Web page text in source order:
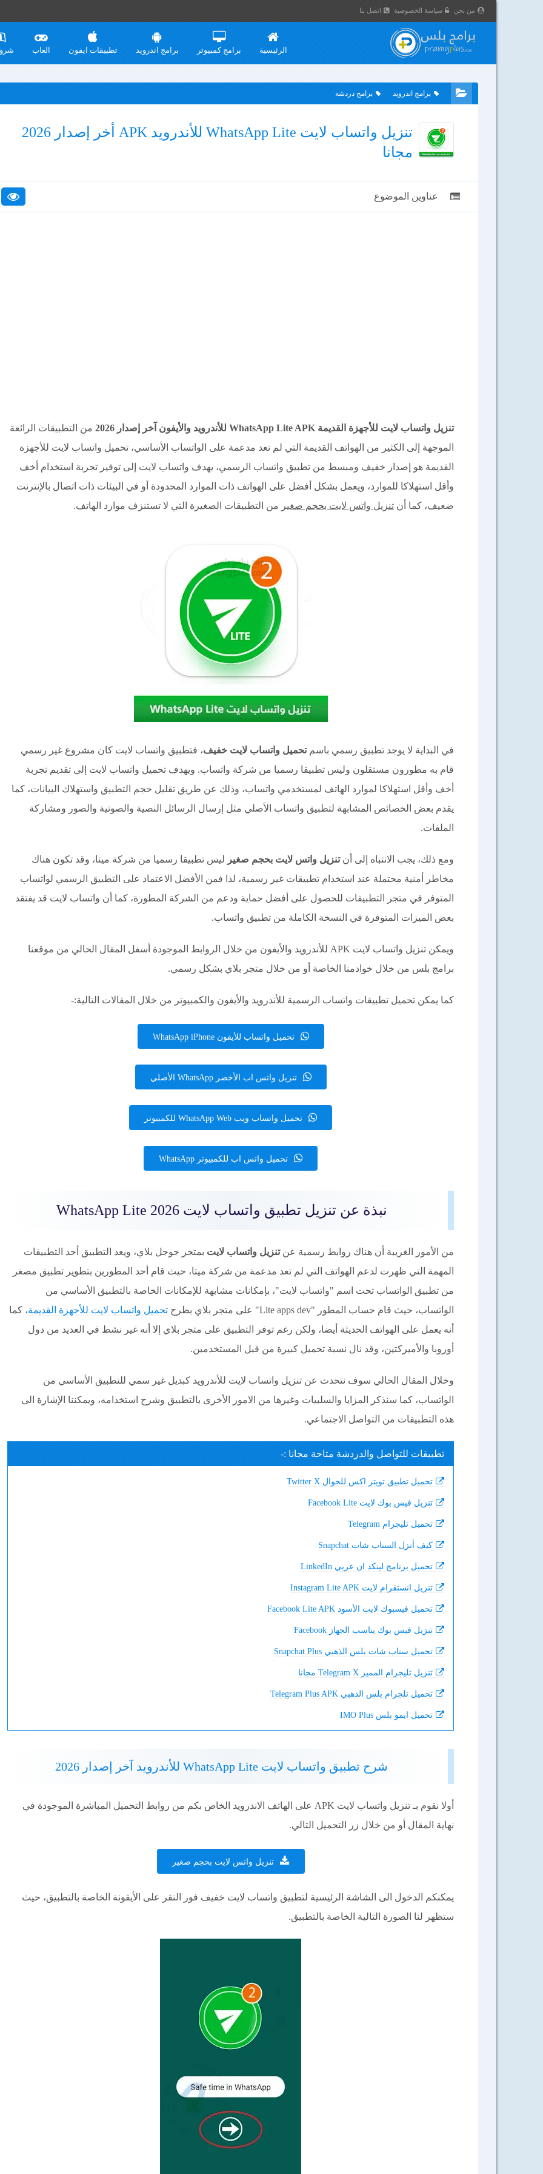
من نحن سياسة الخصوصية اتصل بنا
الرئيسية برامج كمبيوتر برامج اندرويد تطبيقات ايفون العاب
برامج اندرويد برامج دردشه
تنزيل واتساب لايت WhatsApp Lite للأندرويد APK أخر إصدار 2026
مجانا
عناوين الموضوع
تنزيل واتساب لايت للأجهزة القديمة WhatsApp Lite APK للأندرويد والأيفون آخر إصدار 2026
من التطبيقات الرائعة
الموجهة إلى الكثير من الهواتف القديمة التي لم تعد مدعمة على الواتساب الأساسي، تحميل واتساب لايت للأجهزة
القديمة هو إصدار خفيف ومبسط من تطبيق واتساب الرسمي، يهدف واتساب لايت إلى توفير تجربة استخدام أخف
وأقل استهلاكا للموارد، ويعمل بشكل أفضل على الهواتف ذات الموارد المحدودة أو في البيئات ذات اتصال بالإنترنت
ضعيف، كما أن تنزيل واتس لايت بحجم صغير من التطبيقات الصغيرة التي لا تستنزف موارد الهاتف.
في البداية لا يوجد تطبيق رسمي باسمتحميل واتساب لايت خفيف، فتطبيق واتساب لايت كان مشروع غير رسمي
قام به مطورون مستقلون وليس تطبيقا رسميا من شركة واتساب. ويهدف تحميل واتساب لايت إلى تقديم تجربة
أخف وأقل استهلاكا لموارد الهاتف لمستخدمي واتساب، وذلك عن طريق تقليل حجم التطبيق واستهلاك البيانات، كما
يقدم بعض الخصائص المشابهة لتطبيق واتساب الأصلي مثل إرسال الرسائل النصية والصوتية والصور ومشاركة
الملفات.
ومع ذلك، يجب الانتباه إلى أنتنزيل واتس لايت بحجم صغير ليس تطبيقا رسميا من شركة ميتا، وقد تكون هناك
مخاطر أمنية محتملة عند استخدام تطبيقات غير رسمية، لذا فمن الأفضل الاعتماد على التطبيق الرسمي لواتساب
المتوفر في متجر التطبيقات للحصول على أفضل حماية ودعم من الشركة المطورة، كما أن واتساب لايت قد يفتقد
بعض الميزات المتوفرة في النسخة الكاملة من تطبيق واتساب.
ويمكن تنزيل واتساب لايت APK للأندرويد والأيفون من خلال الروابط الموجودة أسفل المقال الحالي من موقعنا
برامج بلس من خلال خوادمنا الخاصة أو من خلال متجر بلاي بشكل رسمي.
كما يمكن تحميل تطبيقات واتساب الرسمية للأندرويد والأيفون والكمبيوتر من خلال المقالات التالية:-
تحميل واتساب للأيفون WhatsApp iPhone
تنزيل واتس اب الأخضر WhatsApp الأصلي
تحميل واتساب ويب WhatsApp Web للكمبيوتر
تحميل واتس اب للكمبيوتر WhatsApp
نبذة عن تنزيل تطبيق واتساب لايت WhatsApp Lite 2026
من الأمور الغريبة أن هناك روابط رسمية عنتنزيل واتساب لايت بمتجر جوجل بلاي، ويعد التطبيق أحد التطبيقات
المهمة التي ظهرت لدعم الهواتف التي لم تعد مدعمة من شركة ميتا، حيث قام أحد المطورين بتطوير تطبيق مصغر
من تطبيق الواتساب تحت اسم "واتساب لايت"، بإمكانات مشابهة للإمكانات الخاصة بالتطبيق الأساسي من
الواتساب، حيث قام حساب المطور "Lite apps dev" على متجر بلاي بطرح
تحميل واتساب لايت للأجهزة القديمة، كما
أنه يعمل على الهواتف الحديثة أيضا، ولكن رغم توفر التطبيق على متجر بلاي إلا أنه غير نشط في العديد من دول
أوروبا والأميركتين، وقد نال نسبة تحميل كبيرة من قبل المستخدمين.
وخلال المقال الحالي سوف نتحدث عن تنزيل واتساب لايت للأندرويد كبديل غير سمي للتطبيق الأساسي من
الواتساب، كما سنذكر المزايا والسلبيات وغيرها من الامور الأخرى بالتطبيق وشرح استخدامه، ويمكننا الإشارة الى
هذه التطبيقات من التواصل الاجتماعي.
تطبيقات للتواصل والدردشة متاحة مجانا :-
تحميل تطبيق تويتر اكس للجوال Twitter X
تنزيل فيس بوك لايت Facebook Lite
تحميل تليجرام Telegram
كيف أنزل السناب شات Snapchat
تحميل برنامج لينكد ان عربي LinkedIn
تنزيل انستقرام لايت Instagram Lite APK
تحميل فيسبوك لايت الأسود Facebook Lite APK
تنزيل فيس بوك يناسب الجهاز Facebook
تحميل سناب شات بلس الذهبي Snapchat Plus
تنزيل تليجرام المميز Telegram X مجانا
تحميل تلجرام بلس الذهبي Telegram Plus APK
تحميل ايمو بلس IMO Plus
شرح تطبيق واتساب لايت WhatsApp Lite للأندرويد آخر إصدار 2026
أولا نقوم بـ تنزيل واتساب لايت APK على الهاتف الاندرويد الخاص بكم من روابط التحميل المباشرة الموجودة في
نهاية المقال أو من خلال زر التحميل التالي.
تنزيل واتس لايت بحجم صغير
يمكنكم الدخول الى الشاشة الرئيسية لتطبيق واتساب لايت خفيف فور النقر على الأيقونة الخاصة بالتطبيق، حيث
ستظهر لنا الصورة التالية الخاصة بالتطبيق.